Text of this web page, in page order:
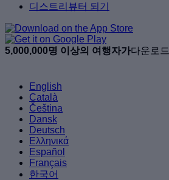
디스트리뷰터 되기
5,000,000명 이상의 여행자가다운로드
English
Català
Čeština
Dansk
Deutsch
Ελληνικά
Español
Français
한국어